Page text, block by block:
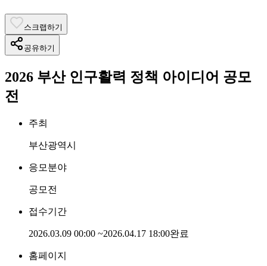
스크랩하기
공유하기
2026 부산 인구활력 정책 아이디어 공모
전
주최
부산광역시
응모분야
공모전
접수기간
2026.03.09 00:00 ~2026.04.17 18:00완료
홈페이지